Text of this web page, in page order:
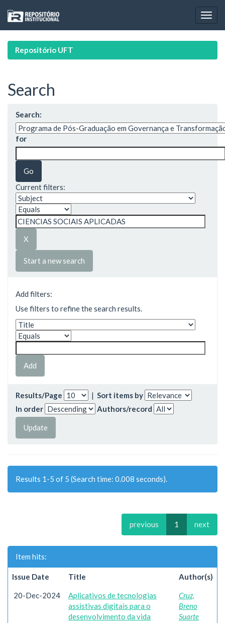
navigation
Repositório UFT
Search
Search:
for
Current filters:
Start a new search
Add filters:
Use filters to refine the search results.
Results/Page | Sort items by
In order
Authors/record
Results 1-5 of 5 (Search time: 0.008 seconds).
previous 1 next
Item hits:
Issue Date Title Author(s)
20-Dec-2024
Aplicativos de tecnologias
assistivas digitais para o
desenvolvimento da vida
Cruz,
Breno
Suarte